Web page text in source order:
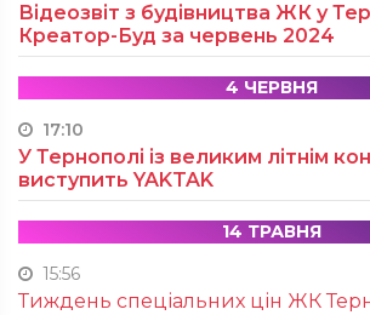
Відеозвіт з будівництва ЖК у
Креатор-Буд за червень 2024
4 ЧЕРВНЯ
17:10
У Тернополі із великим літнім
виступить YAKTAK
14 ТРАВНЯ
15:56
Тиждень спеціальних цін ЖК